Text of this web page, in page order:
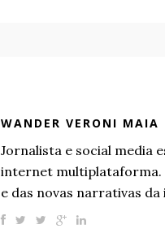
WANDER VERONI MAIA
Jornalista e social media
internet multiplataforma.
e das novas narrativas